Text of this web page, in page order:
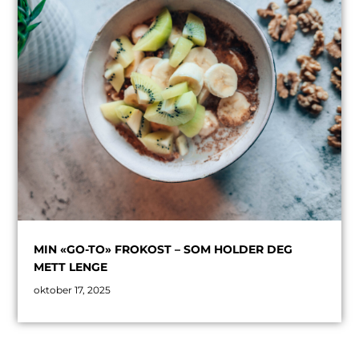
MIN «GO-TO» FROKOST – SOM HOLDER DEG
METT LENGE
oktober 17, 2025